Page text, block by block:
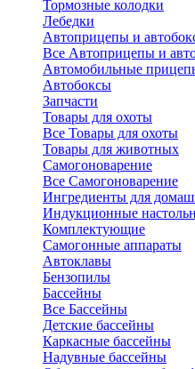
Тормозные колодки
Лебедки
Автоприцепы и
Все Автоприцепы и
Автомобильные
Автобоксы
Запчасти
Товары для охоты
Все Товары для охоты
Товары для животных
Самогоноварение
Все Самогоноварение
Ингредиенты для
Индукционные
Комплектующие
Самогонные аппараты
Автоклавы
Бензопилы
Бассейны
Все Бассейны
Детские бассейны
Каркасные бассейны
Надувные бассейны